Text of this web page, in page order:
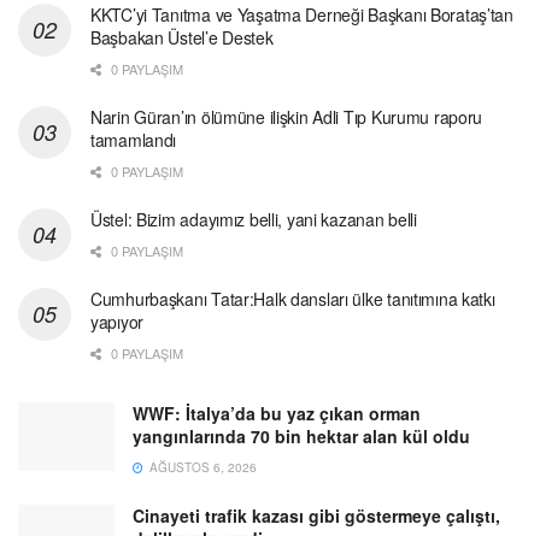
KKTC’yi Tanıtma ve Yaşatma Derneği Başkanı Borataş’tan
Başbakan Üstel’e Destek
0 PAYLAŞIM
Narin Güran’ın ölümüne ilişkin Adli Tıp Kurumu raporu
tamamlandı
0 PAYLAŞIM
Üstel: Bizim adayımız belli, yani kazanan belli
0 PAYLAŞIM
Cumhurbaşkanı Tatar:Halk dansları ülke tanıtımına katkı
yapıyor
0 PAYLAŞIM
WWF: İtalya’da bu yaz çıkan orman
yangınlarında 70 bin hektar alan kül oldu
AĞUSTOS 6, 2026
Cinayeti trafik kazası gibi göstermeye çalıştı,